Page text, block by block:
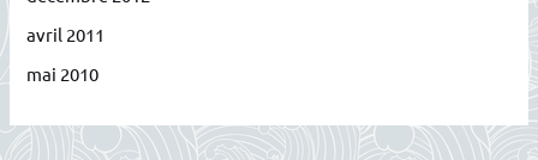
avril 2011
mai 2010